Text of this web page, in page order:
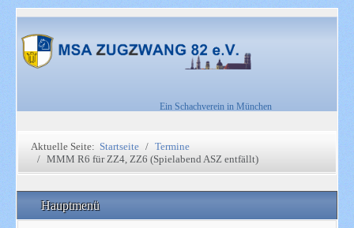
Ein Schachverein in München
Aktuelle Seite: Startseite
Termine
MMM R6 für ZZ4, ZZ6 (Spielabend ASZ entfällt)
Hauptmenü